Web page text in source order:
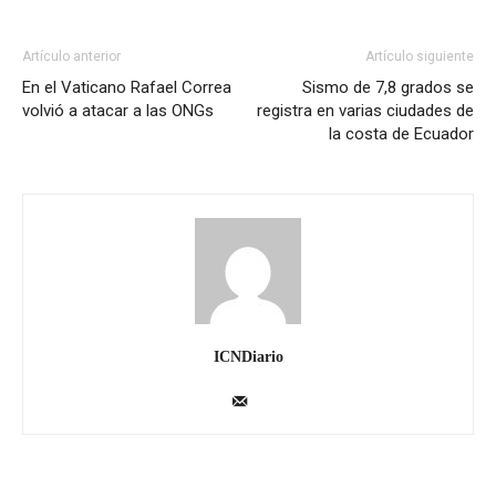
Artículo anterior
En el Vaticano Rafael Correa
volvió a atacar a las ONGs
Artículo siguiente
Sismo de 7,8 grados se
registra en varias ciudades de
la costa de Ecuador
ICNDiario